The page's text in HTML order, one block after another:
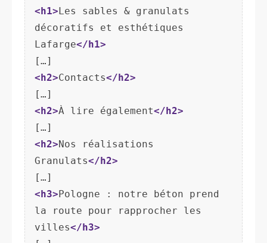
<h1> Les sables & granulats
décoratifs et esthétiques
Lafarge</h1>
<h2>Contacts</h2>
<h2>À lire également</h2>
<h2>Nos réalisations
Granulats</h2>
<h3> Pologne : notre béton prend
la route pour rapprocher les
villes</h3>